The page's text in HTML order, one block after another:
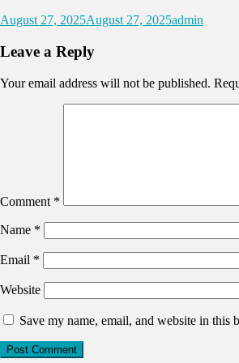
August 27, 2025August 27, 2025admin
Leave a Reply
Your email address will not be published.
Comment *
Name *
Email *
Website
Save my name, email, and website in this